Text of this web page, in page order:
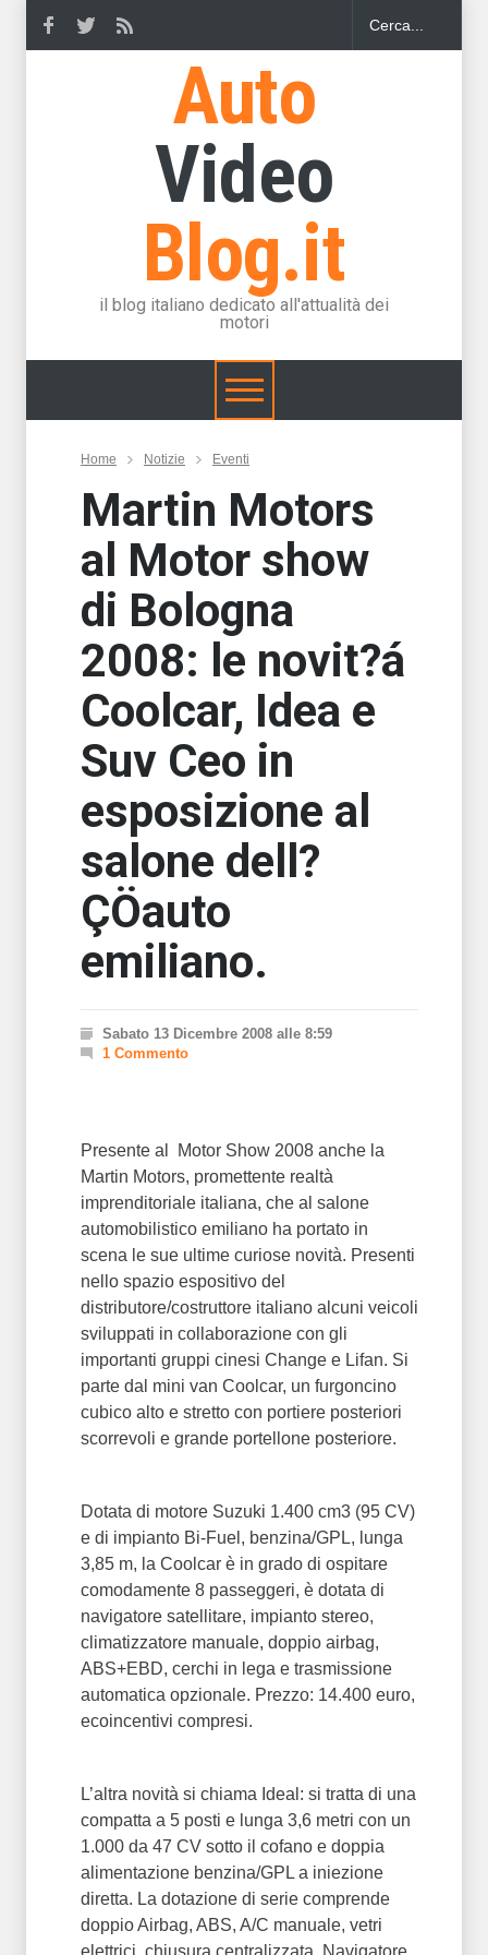
Auto
Video
Blog.it
il blog italiano dedicato all'attualità dei
motori
Home Notizie Eventi
Martin Motors
al Motor show
di Bologna
2008: le novit?á
Coolcar, Idea e
Suv Ceo in
esposizione al
salone dell?
ÇÖauto
emiliano.
Sabato 13 Dicembre 2008 alle 8:59
1 Commento
Presente al Motor Show 2008 anche la
Martin Motors, promettente realtà
imprenditoriale italiana, che al salone
automobilistico emiliano ha portato in
scena le sue ultime curiose novità. Presenti
nello spazio espositivo del
distributore/costruttore italiano alcuni veicoli
sviluppati in collaborazione con gli
importanti gruppi cinesi Change e Lifan. Si
parte dal mini van Coolcar, un furgoncino
cubico alto e stretto con portiere posteriori
scorrevoli e grande portellone posteriore.
Dotata di motore Suzuki 1.400 cm3 (95 CV)
e di impianto Bi-Fuel, benzina/GPL, lunga
3,85 m, la Coolcar è in grado di ospitare
comodamente 8 passeggeri, è dotata di
navigatore satellitare, impianto stereo,
climatizzatore manuale, doppio airbag,
ABS+EBD, cerchi in lega e trasmissione
automatica opzionale. Prezzo: 14.400 euro,
ecoincentivi compresi.
L’altra novità si chiama Ideal: si tratta di una
compatta a 5 posti e lunga 3,6 metri con un
1.000 da 47 CV sotto il cofano e doppia
alimentazione benzina/GPL a iniezione
diretta. La dotazione di serie comprende
doppio Airbag, ABS, A/C manuale, vetri
elettrici, chiusura centralizzata, Navigatore